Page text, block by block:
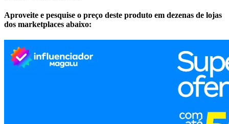
Aproveite e pesquise o preço deste produto em dezenas de lojas
dos marketplaces abaixo: